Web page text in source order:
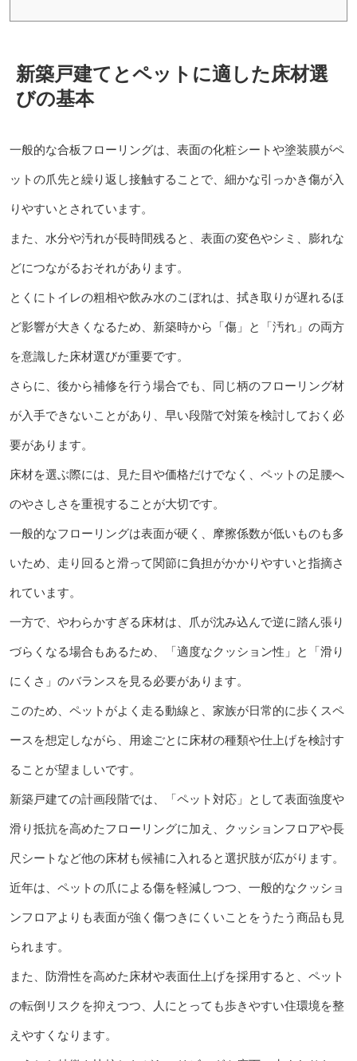
新築戸建てとペットに適した床材選
びの基本
一般的な合板フローリングは、表面の化粧シートや塗装膜がペ
ットの爪先と繰り返し接触することで、細かな引っかき傷が入
りやすいとされています。
また、水分や汚れが長時間残ると、表面の変色やシミ、膨れな
どにつながるおそれがあります。
とくにトイレの粗相や飲み水のこぼれは、拭き取りが遅れるほ
ど影響が大きくなるため、新築時から「傷」と「汚れ」の両方
を意識した床材選びが重要です。
さらに、後から補修を行う場合でも、同じ柄のフローリング材
が入手できないことがあり、早い段階で対策を検討しておく必
要があります。
床材を選ぶ際には、見た目や価格だけでなく、ペットの足腰へ
のやさしさを重視することが大切です。
一般的なフローリングは表面が硬く、摩擦係数が低いものも多
いため、走り回ると滑って関節に負担がかかりやすいと指摘さ
れています。
一方で、やわらかすぎる床材は、爪が沈み込んで逆に踏ん張り
づらくなる場合もあるため、「適度なクッション性」と「滑り
にくさ」のバランスを見る必要があります。
このため、ペットがよく走る動線と、家族が日常的に歩くスペ
ースを想定しながら、用途ごとに床材の種類や仕上げを検討す
ることが望ましいです。
新築戸建ての計画段階では、「ペット対応」として表面強度や
滑り抵抗を高めたフローリングに加え、クッションフロアや長
尺シートなど他の床材も候補に入れると選択肢が広がります。
近年は、ペットの爪による傷を軽減しつつ、一般的なクッショ
ンフロアよりも表面が強く傷つきにくいことをうたう商品も見
られます。
また、防滑性を高めた床材や表面仕上げを採用すると、ペット
の転倒リスクを抑えつつ、人にとっても歩きやすい住環境を整
えやすくなります。